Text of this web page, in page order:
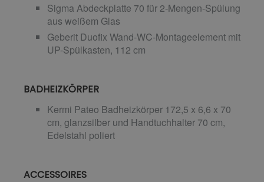
Sigma Abdeckplatte 70 für 2-Mengen-Spülung
aus weißem Glas
Geberit Duofix Wand-WC-Montageelement mit
UP-Spülkasten, 112 cm
BADHEIZKÖRPER
Kermi Pateo Badheizkörper 172,5 x 6,6 x 70
cm, glanzsilber und Handtuchhalter 70 cm,
Edelstahl poliert
ACCESSOIRES